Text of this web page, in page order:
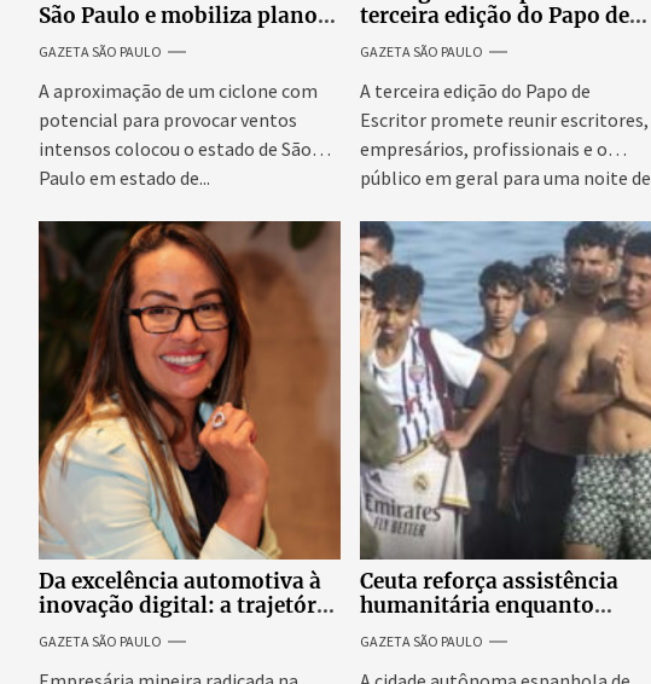
São Paulo e mobiliza plano
emergencial para evitar
impactos no fornecimento
de energia
GAZETA SÃO PAULO
A aproximação de um ciclone com
potencial para provocar ventos
intensos colocou o estado de São
Paulo em estado de...
terceira edição do Papo de
Escritor, podcast ao vivo que
reúne especialistas para
discutir saúde mental e
prosperidade.
GAZETA SÃO PAULO
A terceira edição do Papo de
Escritor promete reunir escritores,
empresários, profissionais e o
público em geral para uma noite de
Da excelência automotiva à
inovação digital: a trajetória
internacional da empresária
Adriene Silva
GAZETA SÃO PAULO
Ceuta reforça assistência
humanitária enquanto
Espanha busca evitar nova
onda migratória
GAZETA SÃO PAULO